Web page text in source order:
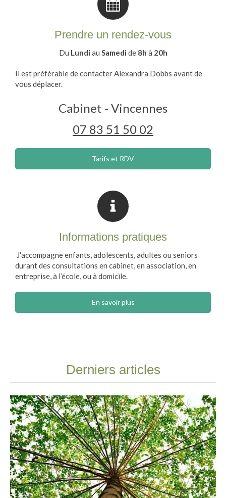
Prendre un rendez-vous
Du Lundi au Samedi de 8h à 20h
Il est préférable de contacter Alexandra Dobbs avant de
vous déplacer.
Cabinet - Vincennes
07 83 51 50 02
Tarifs et RDV
Informations pratiques
J'accompagne enfants, adolescents, adultes ou seniors
durant des consultations en cabinet, en association, en
entreprise, à l’école, ou à domicile.
En savoir plus
Derniers articles